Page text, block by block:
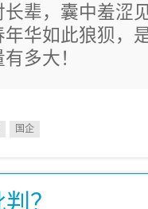
辈，囊中羞涩
华如此狼狈，
多大！
国企
？